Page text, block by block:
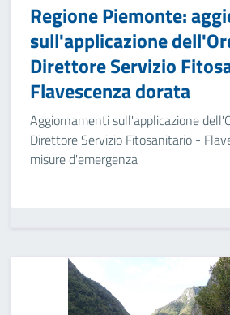
Regione Piemonte:
sull'applicazione
Direttore Servizio
Flavescenza dorata
Aggiornamenti sull'applicazione
Direttore Servizio Fitosanitario -
misure d'emergenza